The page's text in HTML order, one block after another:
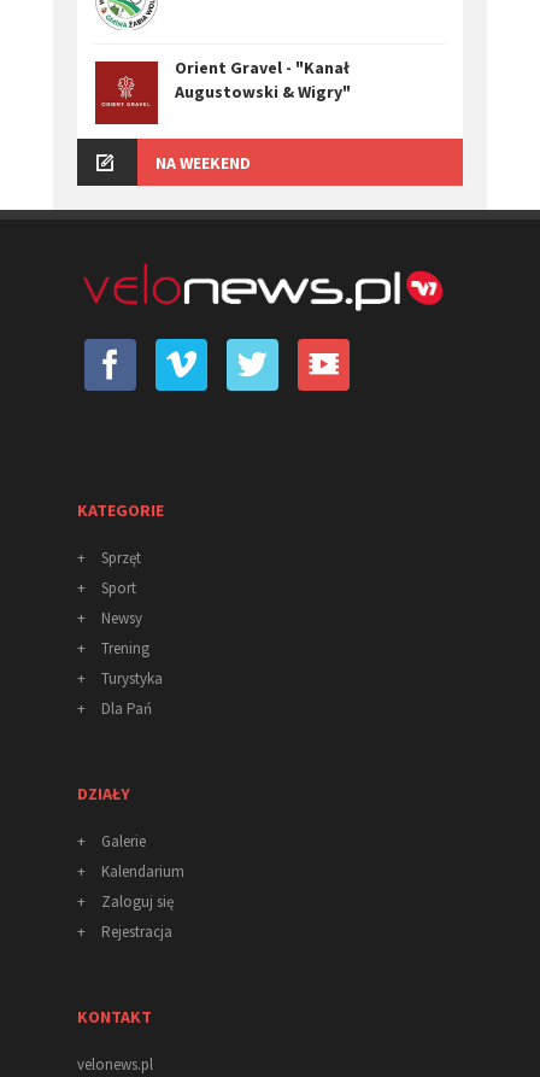
Orient Gravel - "Kanał
Augustowski & Wigry"
NA WEEKEND
KATEGORIE
+
Sprzęt
+
Sport
+
Newsy
+
Trening
+
Turystyka
+
Dla Pań
DZIAŁY
+
Galerie
+
Kalendarium
+
Zaloguj się
+
Rejestracja
KONTAKT
velonews.pl